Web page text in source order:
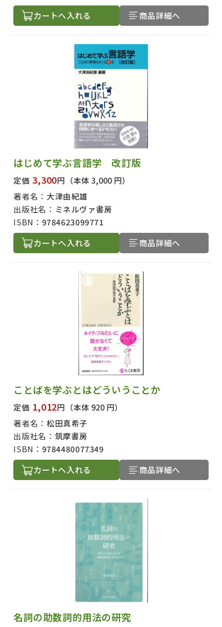
出版社名で絞り込む
著者名で絞り込む
絞り込む
カートへ入れる 商品詳細へ
はじめて学ぶ言語学 改訂版
定価 3,300円 （本体 3,000 円）
著者名： 大津由紀雄
出版社名： ミネルヴァ書房
ISBN： 9784623099771
カートへ入れる 商品詳細へ
ことばを学ぶとはどういうことか
定価 1,012円 （本体 920 円）
著者名： 松田真希子
出版社名： 筑摩書房
ISBN： 9784480077349
カートへ入れる 商品詳細へ
名詞の助数詞的用法の研究